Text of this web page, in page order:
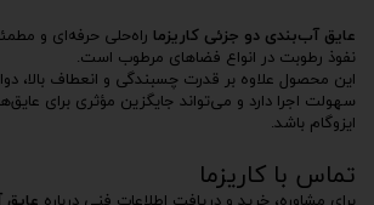
عایق آب‌بندی دو جزئی کاریزما راه‌حلی حرفه‌ای و
نفوذ رطوبت در انواع فضاهای مرطوب است.
این محصول علاوه بر قدرت چسبندگی و انعطاف بالا،
سهولت اجرا دارد و می‌تواند جایگزین مؤثری برای
ایزوگام باشد.
تماس با کاریزما